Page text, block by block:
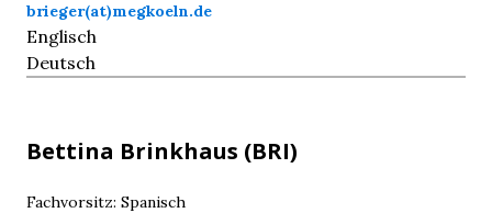
brieger(at)megkoeln.de
Englisch
Deutsch
Bettina Brinkhaus (BRI)
Fachvorsitz: Spanisch